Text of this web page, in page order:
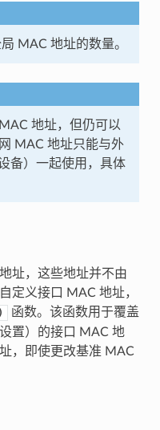
MAC 地址的数量。
地址，但仍可以
MAC 地址只能与外
备）一起使用，具体
址，这些地址并不由
定义接口 MAC 地址，
函数。该函数用于覆盖
置）的接口 MAC 地
，即使更改基准 MAC